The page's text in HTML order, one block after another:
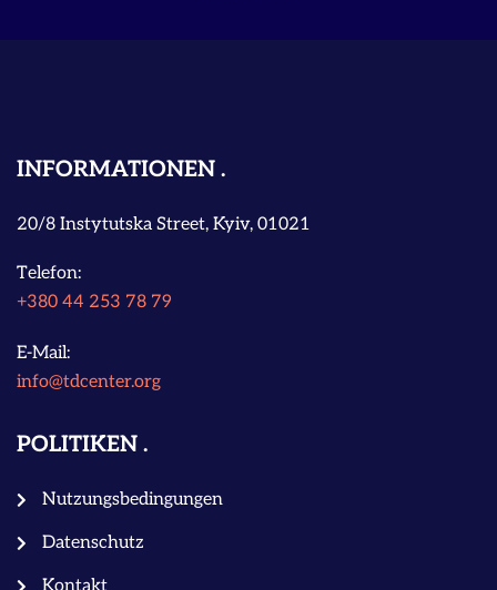
INFORMATIONEN
20/8 Instytutska Street, Kyiv, 01021
Telefon:
+380 44 253 78 79
E-Mail:
info@tdcenter.org
POLITIKEN
Nutzungsbedingungen
Datenschutz